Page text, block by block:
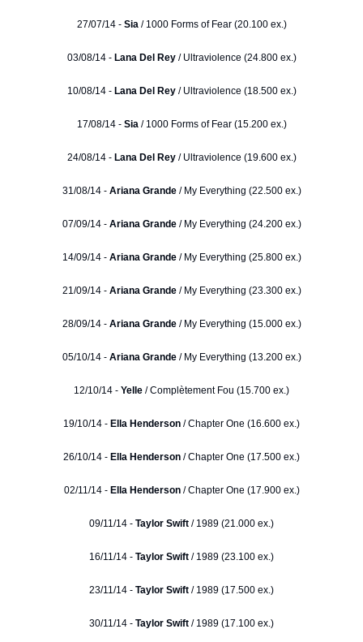
27/07/14 - Sia / 1000 Forms of Fear (20.100 ex.)
03/08/14 - Lana Del Rey / Ultraviolence (24.800 ex.)
10/08/14 - Lana Del Rey/ Ultraviolence (18.500 ex.)
17/08/14 - Sia / 1000 Forms of Fear (15.200 ex.)
24/08/14 -Lana Del Rey/ Ultraviolence (19.600 ex.)
31/08/14 - Ariana Grande/ My Everything (22.500 ex.)
07/09/14 - Ariana Grande/ My Everything (24.200 ex.)
14/09/14 - Ariana Grande/ My Everything (25.800 ex.)
21/09/14 - Ariana Grande/ My Everything (23.300 ex.)
28/09/14 - Ariana Grande/ My Everything (15.000 ex.)
05/10/14 -Ariana Grande/ My Everything (13.200 ex.)
12/10/14 - Yelle / Complètement Fou (15.700 ex.)
19/10/14 - Ella Henderson / Chapter One (16.600 ex.)
26/10/14 - Ella Henderson / Chapter One (17.500 ex.)
02/11/14 - Ella Henderson/ Chapter One (17.900 ex.)
09/11/14 - Taylor Swift / 1989 (21.000 ex.)
16/11/14 - Taylor Swift / 1989 (23.100 ex.)
23/11/14 - Taylor Swift / 1989 (17.500 ex.)
30/11/14 - Taylor Swift / 1989 (17.100 ex.)